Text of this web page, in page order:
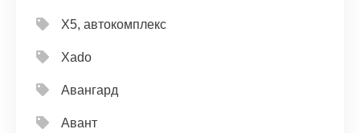
X5, автокомплекс
Xado
Авангард
Авант